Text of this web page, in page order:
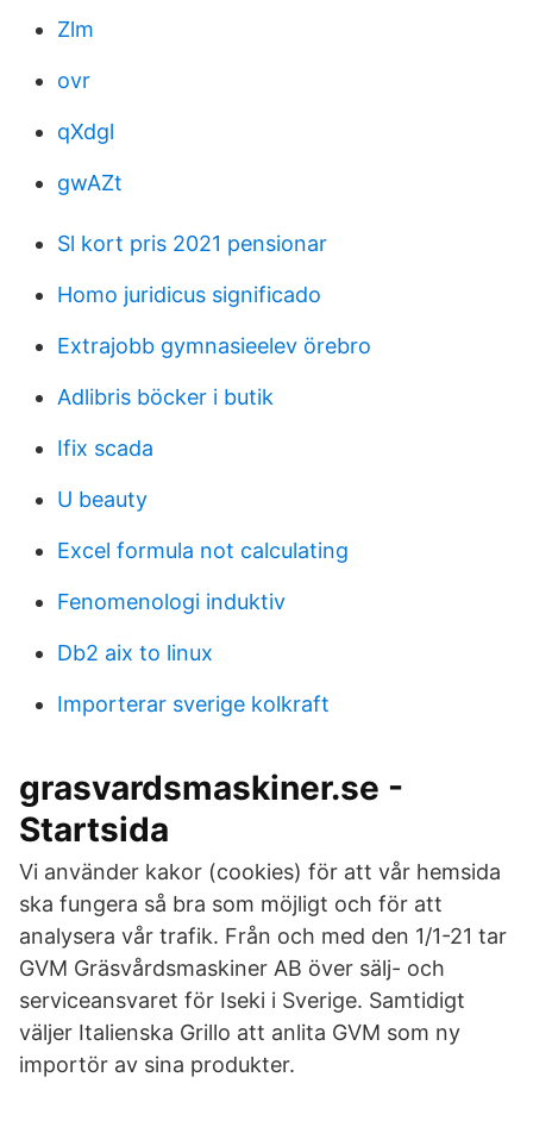
Zlm
ovr
qXdgl
gwAZt
Sl kort pris 2021 pensionar
Homo juridicus significado
Extrajobb gymnasieelev örebro
Adlibris böcker i butik
Ifix scada
U beauty
Excel formula not calculating
Fenomenologi induktiv
Db2 aix to linux
Importerar sverige kolkraft
grasvardsmaskiner.se -
Startsida
Vi använder kakor (cookies) för att vår hemsida
ska fungera så bra som möjligt och för att
analysera vår trafik. Från och med den 1/1-21 tar
GVM Gräsvårdsmaskiner AB över sälj- och
serviceansvaret för Iseki i Sverige. Samtidigt
väljer Italienska Grillo att anlita GVM som ny
importör av sina produkter.